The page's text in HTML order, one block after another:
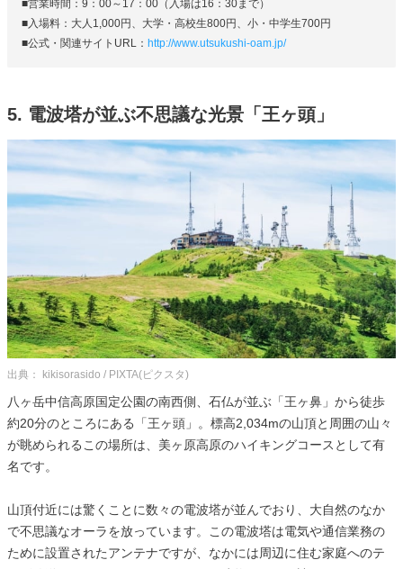
■営業時間：9：00～17：00（入場は16：30まで）
■入場料：大人1,000円、大学・高校生800円、小・中学生700円
■公式・関連サイトURL： http://www.utsukushi-oam.jp/
5. 電波塔が並ぶ不思議な光景「王ヶ頭」
出典： kikisorasido / PIXTA(ピクスタ)
八ヶ岳中信高原国定公園の南西側、石仏が並ぶ「王ヶ鼻」から徒歩
約20分のところにある「王ヶ頭」。標高2,034mの山頂と周囲の山々
が眺められるこの場所は、美ヶ原高原のハイキングコースとして有
名です。
山頂付近には驚くことに数々の電波塔が並んでおり、大自然のなか
で不思議なオーラを放っています。この電波塔は電気や通信業務の
ために設置されたアンテナですが、なかには周辺に住む家庭へのテ